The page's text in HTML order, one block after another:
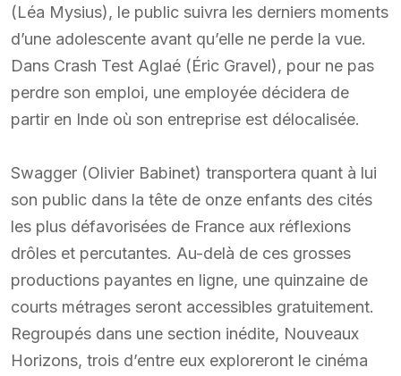
(Léa Mysius), le public suivra les derniers moments
d’une adolescente avant qu’elle ne perde la vue.
Dans Crash Test Aglaé (Éric Gravel), pour ne pas
perdre son emploi, une employée décidera de
partir en Inde où son entreprise est délocalisée.
Swagger (Olivier Babinet) transportera quant à lui
son public dans la tête de onze enfants des cités
les plus défavorisées de France aux réflexions
drôles et percutantes. Au-delà de ces grosses
productions payantes en ligne, une quinzaine de
courts métrages seront accessibles gratuitement.
Regroupés dans une section inédite, Nouveaux
Horizons, trois d’entre eux exploreront le cinéma